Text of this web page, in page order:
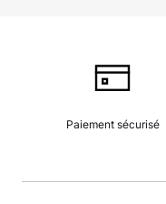
Paiement sécurisé